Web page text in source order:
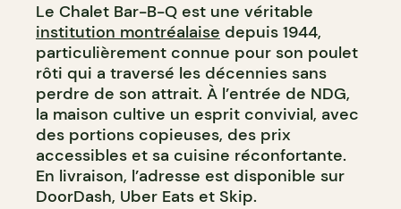
Le Chalet Bar-B-Q est une véritable
institution montréalaise depuis 1944,
particulièrement connue pour son poulet
rôti qui a traversé les décennies sans
perdre de son attrait. À l’entrée de NDG,
la maison cultive un esprit convivial, avec
des portions copieuses, des prix
accessibles et sa cuisine réconfortante.
En livraison, l’adresse est disponible sur
DoorDash, Uber Eats et Skip.